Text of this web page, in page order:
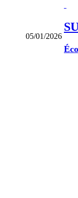
05/01/2026